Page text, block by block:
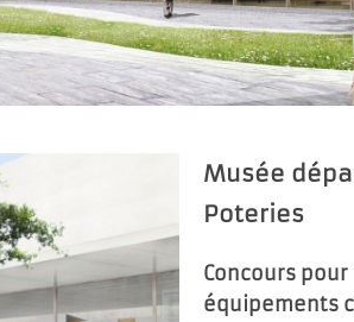
Musée
Poteries
Concours
équipements